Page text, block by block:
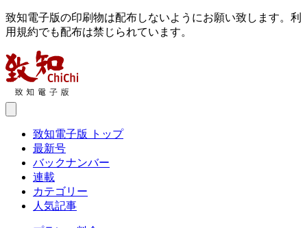
致知電子版の印刷物は配布しないようにお願い致します。利
用規約でも配布は禁じられています。
致知電子版 トップ
最新号
バックナンバー
連載
カテゴリー
人気記事